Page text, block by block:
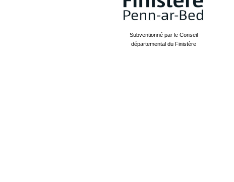
Subventionné par le Conseil
départemental du Finistère